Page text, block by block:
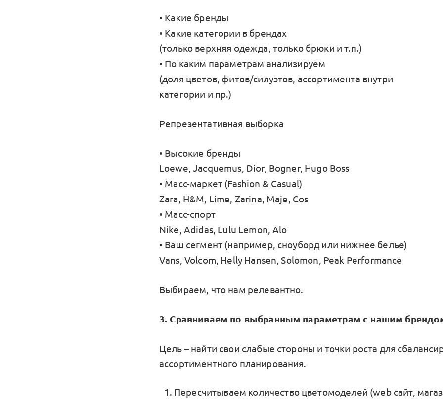
• Какие бренды
• Какие категории в брендах
(только верхняя одежда, только брюки и т.п.)
• По каким параметрам анализируем
(доля цветов, фитов/силуэтов, ассортимента внутри
категории и пр.)
Репрезентативная выборка
• Высокие бренды
Loewe, Jacquemus, Dior, Bogner, Hugo Boss
• Масс-маркет (Fashion & Casual)
Zara, H&M, Lime, Zarina, Maje, Cos
• Масс-спорт
Nike, Adidas, Lulu Lemon, Alo
• Ваш сегмент (например, сноуборд или нижнее белье)
Vans, Volcom, Helly Hansen, Solomon, Peak Performance
Выбираем, что нам релевантно.
3. Сравниваем по выбранным параметрам с нашим
Цель – найти свои слабые стороны и точки роста для
ассортиментного планирования.
Пересчитываем количество цветомоделей (web сайт,